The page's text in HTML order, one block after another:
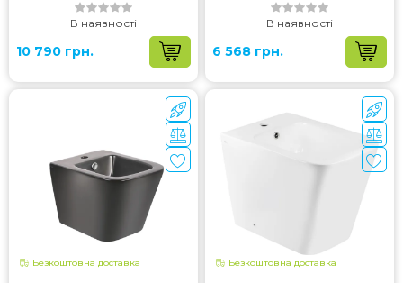
В наявності
10 790 грн.
В наявності
6 568 грн.
Безкоштовна доставка Безкоштовна доставка